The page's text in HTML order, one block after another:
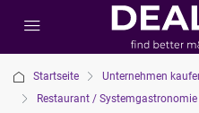
Startseite Unternehmen
Restaurant / Systemgastronomie